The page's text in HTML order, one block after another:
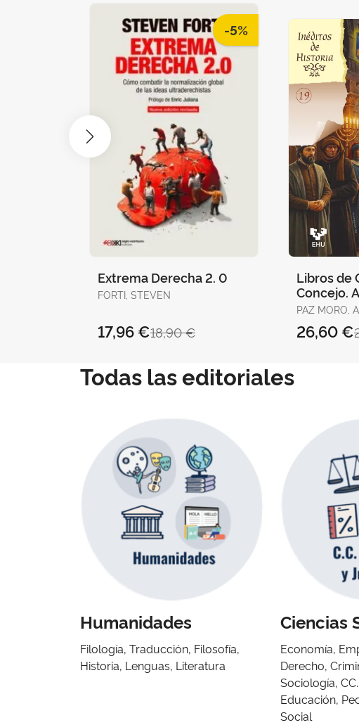
-5%
Extrema Derecha 2. 0
FORTI, STEVEN
18,90 €
17,96 €
Libros de
Concejo.
PAZ MORO,
LAHOZ
26,60 €
Todas las editoriales
Humanidades
Filología, Traducción, Filosofía,
Historia, Lenguas, Literatura
Ciencias
Economía,
Derecho,
Sociología,
Educación,
Social